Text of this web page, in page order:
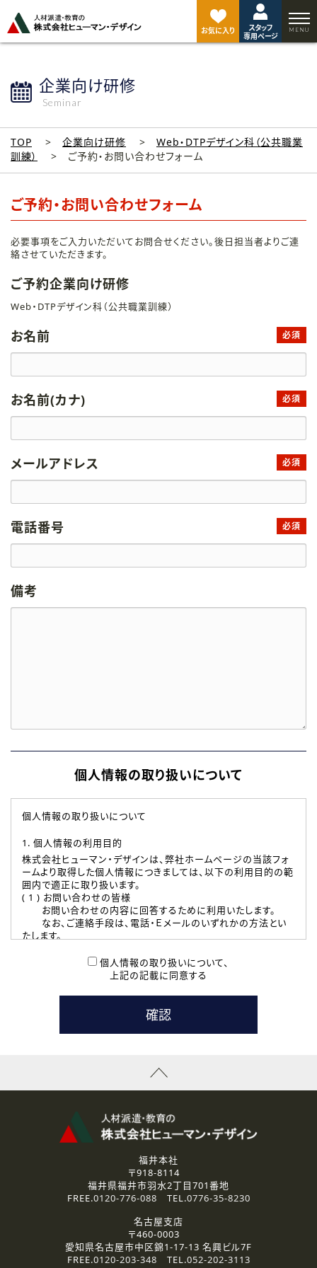
お気に入り
スタッフ
専用ページ
企業向け研修
Seminar
TOP 企業向け研修
Web・DTPデザイン科（公共職業
訓練）
ご予約・お問い合わせフォーム
ご予約・お問い合わせフォーム
必要事項をご入力いただいてお問合せください。後日担当者よりご連
絡させていただきます。
ご予約企業向け研修
Web・DTPデザイン科（公共職業訓練）
お名前 必須
お名前(カナ) 必須
メールアドレス 必須
電話番号 必須
備考
個人情報の取り扱いについて
個人情報の取り扱いについて
1. 個人情報の利用目的
株式会社ヒューマン・デザインは、弊社ホームページの当該フォ
ームより取得した個人情報につきましては、以下の利用目的の範
囲内で適正に取り扱います。
( 1 ) お問い合わせの皆様
お問い合わせの内容に回答するために利用いたします。
なお、ご連絡手段は、電話・Ｅメールのいずれかの方法とい
たします。
本登録に関するご連絡および本登録時の参考情報として利
たします。
( 3 ) スタッフ派遣を検討されている企業の皆様
お問い合わせの内容に回答するために利用いたします。
なお、ご連絡手段は、電話・Ｅメールのいずれかの方法とい
資料送付、受講相談に関するご連絡のために利用いたしま
その他、お問い合わせの内容に回答するために利用いたし
なお、ご連絡手段は、電話・Ｅメールのいずれかの方法とい
2.個人情報の第三者提供
ご提供いただいた個人情報は、法令等の規定に従う場合を除き、
3.個人情報の取り扱いの委託
弊社の定める個人情報保護の評価基準を満たした委託先に、個
人情報を委託する場合があります。
個人情報の取り扱いについて、
上記の記載に同意する
ジ
ト
福井本社
〒918-8114
福井県福井市羽水2丁目701番地
FREE.0120-776-088 TEL.0776-35-8230
名古屋支店
〒460-0003
愛知県名古屋市中区錦1-17-13 名興ビル7F
FREE.0120-203-348 TEL.052-202-3113